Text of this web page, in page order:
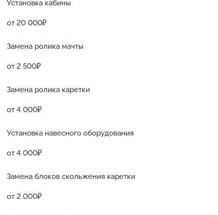
Установка кабины
от 20 000₽
Замена ролика мачты
от 2 500₽
Замена ролика каретки
от 4 000₽
Установка навесного оборудования
от 4 000₽
Замена блоков скольжения каретки
от 2 000₽